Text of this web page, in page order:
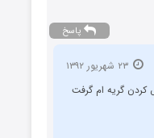
پاسخ
۲۳ شهریور ۱۳۹۲
گریه ام گرفت